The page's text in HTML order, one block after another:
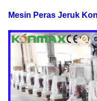
Mesin Peras Jeruk